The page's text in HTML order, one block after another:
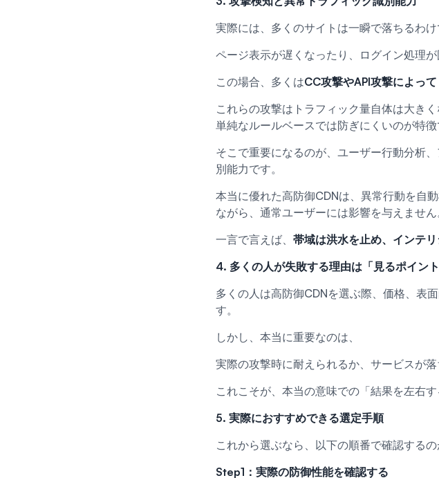
実際には、多くのサイトは一瞬で落ちるわけ
ページ表示が遅くなったり、ログイン処理
この場合、多くはCC攻撃やAPI攻撃によっ
これらの攻撃はトラフィック量自体は大き
単純なルールベースでは防ぎにくいのが特徴
そこで重要になるのが、ユーザー行動分析
別能力です。
本当に優れた高防御CDNは、異常行動を自
ながら、通常ユーザーには影響を与えません
一言で言えば、 帯域は洪水を止め、インテリ
4. 多くの人が失敗する理由は「見るポイン
多くの人は高防御CDNを選ぶ際、価格、表
す。
しかし、本当に重要なのは、
実際の攻撃時に耐えられるか、サービスが
これこそが、本当の意味での「結果を左右す
5. 実際におすすめできる選定手順
これから選ぶなら、以下の順番で確認するの
Step1：実際の防御性能を確認する